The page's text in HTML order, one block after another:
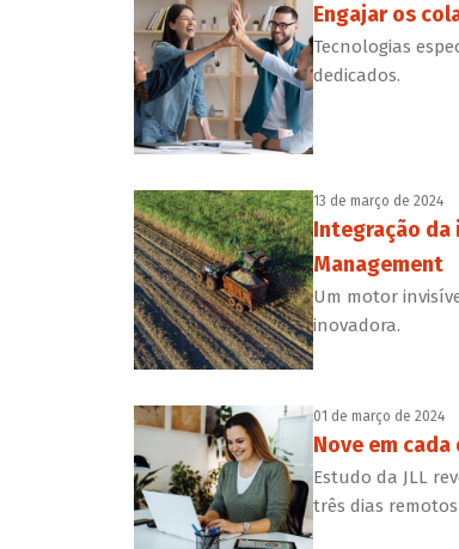
Engajar os
Tecnologias
dedicados.
13 de março de 2024
Integração da
Management
Um motor
inovadora.
01 de março de 2024
Nove em
Estudo da JLL
três dias